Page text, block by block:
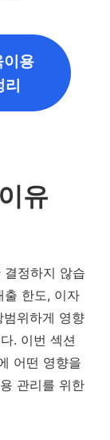
용
리
유
정하지 않습
출 한도, 이자
위하게 영향
. 이번 섹션
어떤 영향을
관리를 위한